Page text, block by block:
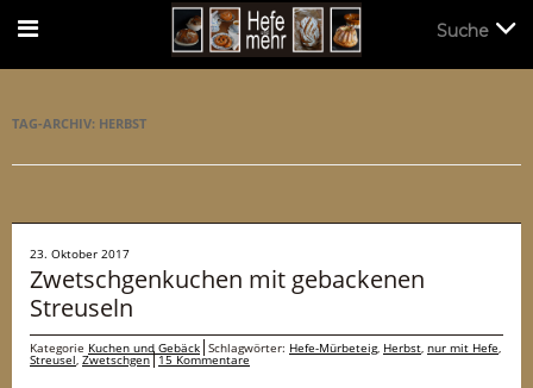
TAG-ARCHIV: HERBST
23. Oktober 2017
Zwetschgenkuchen mit gebackenen
Streuseln
Kategorie Kuchen und Gebäck Schlagwörter: Hefe-Mürbeteig, Herbst, nur mit Hefe,
Streusel, Zwetschgen 15 Kommentare
Suche
Suche